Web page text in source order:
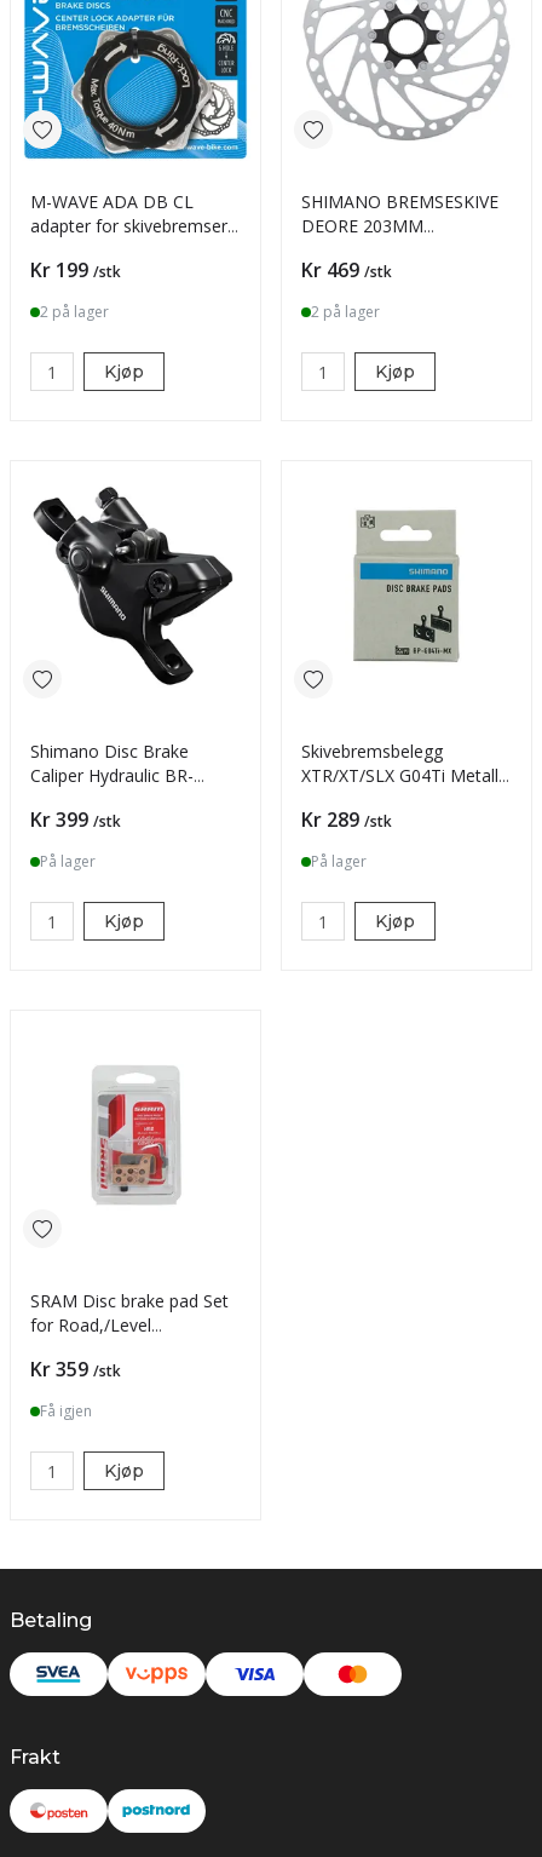
M-WAVE ADA DB CL
adapter for skivebremser
Pris
Kr 199 /stk
2 på lager
Kjøp
SHIMANO BREMSESKIVE
DEORE 203MM
ROTOR
Pris
Kr 469 /stk
2 på lager
Kjøp
Shimano Disc Brake
Caliper Hydraulic BR-
Pris
Kr 399 /stk
På lager
Kjøp
Skivebremsbelegg
XTR/XT/SLX G04Ti Metall,
Pris
Kr 289 /stk
På lager
Kjøp
SRAM Disc brake pad Set
for Road,/Level
Pris
Kr 359 /stk
Få igjen
Kjøp
Betaling
Frakt